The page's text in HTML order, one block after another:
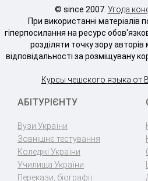
© since 2007. Угода
При використанні матеріалів
гіперпосилання на ресурс
розділяти точку зору авторів
відповідальності за розміщувану
Курсы чешского языка от
АБІТУРІЄНТУ
Вузи України
Зовнішнє тестування
Коледжі України
Училища України
Перекази, біографії